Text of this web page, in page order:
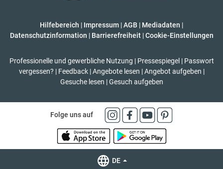
Hilfebereich | Impressum |AGB | Mediadaten |
Datenschutzinformation | Barrierefreiheit | Cookie-Einstellungen
Professionelle und gewerbliche Nutzung | Pressespiegel | Passwort
vergessen? | Feedback | Angebote lesen | Angebot aufgeben |
Gesuche lesen | Gesuch aufgeben
Folge uns auf
DE